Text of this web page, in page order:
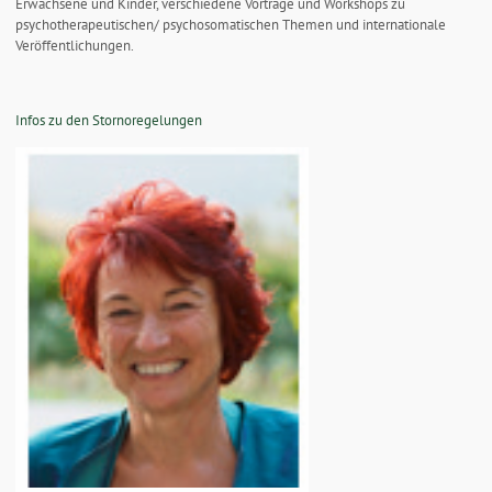
Erwachsene und Kinder, verschiedene Vorträge und Workshops zu
psychotherapeutischen/ psychosomatischen Themen und internationale
Veröffentlichungen.
Infos zu den Stornoregelungen